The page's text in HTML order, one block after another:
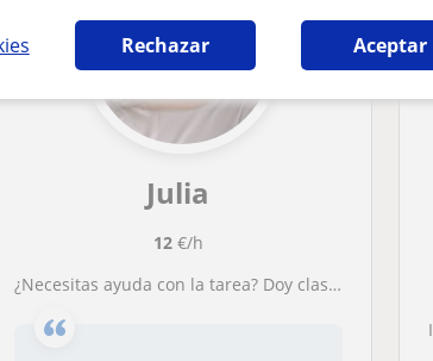
Rechazar Aceptar
Julia
12€/h
¿Necesitas ayuda con la tarea? Doy clases particulares de cualquier materia a un nivel de primaria.